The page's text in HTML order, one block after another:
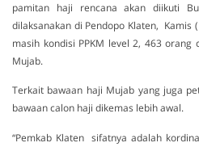
pamitan haji rencana akan diikuti
dilaksanakan di Pendopo Klaten, Kamis
masih kondisi PPKM level 2, 463 orang
Mujab.
Terkait bawaan haji Mujab yang juga
bawaan calon haji dikemas lebih awal.
“Pemkab Klaten sifatnya adalah